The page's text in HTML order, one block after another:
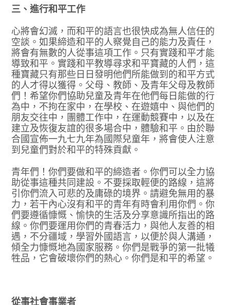
三、進行和平工作
心將會幻滅，而和平的語言也很快成為無人信任的
空談。如果締造和平的人察覺自己的能力及責任，
將會有無數的人從事這項工作。只有實踐和平才能
導致和平。實踐和平教導尋求和平寶藏的人們，這
種寶藏只有那些日日發明他們所能做到的和平方式
的人才得以獲得。父母、教師、及青年父母及教師
們！希望你們協助兒童及青年在他們每日能做的行
為中，不拘在家中，在學校、在遊嬉中、與他們的
朋友交往中，團體工作中，在運動競賽中，以及在
建立及恢復友誼的很多場合中，體驗和平。由於聯
合國宣佈一九七九年為國際兒童年，將會使人注意
到兒童們對於和平的特殊貢獻。
青年們！你們要做和平的締造者。你們可以全力協
助從事這種共同建設。不要採取輕便的路線，這將
引你們流入可悲的及庸碌的境界。請避免無用的暴
力，若干內心沒有和平的青年有時會利用你們。你
們要遵循慷慨、愉快的生活及分享意識所指出的路
線。你們要運用你們的青春活力，與他人友善的相
遇，不分疆域，學習外國語言，以便於與人溝通，
傾全力慷慨地為國家服務。你們是戰爭的第一批犧
牲品，它會破壞你們的熱心。你們是和平的希望。
從事社會事業者